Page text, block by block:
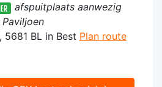
afspuitplaats aanwezig
5681 BL in Best Plan route